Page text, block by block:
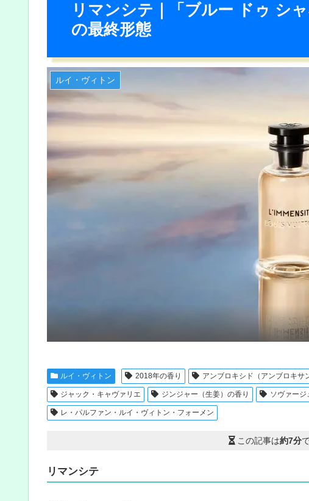
リマンシテ｜「ブルー ドゥ シ
の最終形態
ルイ・ヴィトン
ルイ・ヴィトン 2018年の香り アンブロキシド（アンブロキサ
ジャック・キャヴァリエ ジンジャー（生姜）の香り ソヴァージ
レ・パルファン・ルイ・ヴィトン・フォーメン
この記事は約7分
リマンシテ